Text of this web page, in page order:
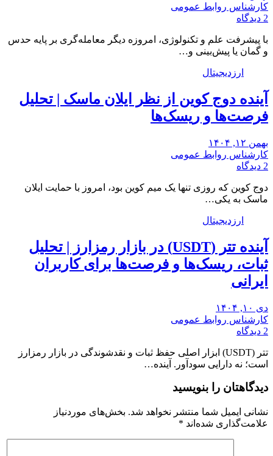
کارشناس روابط عمومی
2 دیدگاه
با پیشرفت علم و تکنولوژی، امروزه دیگر معامله‌گری بر پایه حدس
و گمان یا پیش‌بینی و…
ارزدیجیتال
آینده دوج کوین از نظر ایلان ماسک | تحلیل
فرصت‌ها و ریسک‌ها
بهمن ۱۲, ۱۴۰۴
کارشناس روابط عمومی
2 دیدگاه
دوج کوین که روزی تنها یک میم کوین بود، امروز با حمایت ایلان
ماسک به یکی…
ارزدیجیتال
آینده تتر (USDT) در بازار رمزارز | تحلیل
ثبات، ریسک‌ها و فرصت‌ها برای کاربران
ایرانی
دی ۱۰, ۱۴۰۴
کارشناس روابط عمومی
2 دیدگاه
تتر (USDT) ابزار اصلی حفظ ثبات و نقدشوندگی در بازار رمزارز
است؛ نه دارایی سودآور. آینده…
دیدگاهتان را بنویسید
نشانی ایمیل شما منتشر نخواهد شد. بخش‌های موردنیاز
علامت‌گذاری شده‌اند *